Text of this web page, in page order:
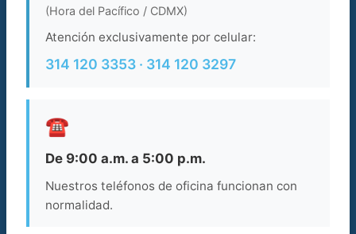
Manzanillo
Responsabilidad Social
Tips deViajes
Noticias
Boletin
Ayuda
Quienes somos
(Hora del Pacífico / CDMX)
Atención exclusivamente por celular:
314 120 3353 · 314 120 3297
☎️
De 9:00 a.m. a 5:00 p.m.
Nuestros teléfonos de oficina funcionan con
normalidad.